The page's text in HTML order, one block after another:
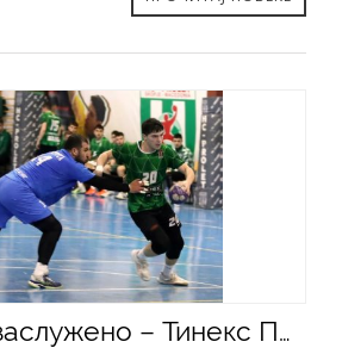
Рутински и заслужено – Тинекс Пролет славеше над Струга